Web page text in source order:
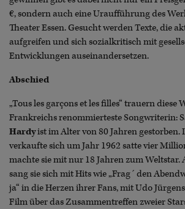
€, sondern auch eine Uraufführung des
Theater Essen. Gesucht werden Texte, die
aufgreifen und sich sozialkritisch mit
Entwicklungen auseinandersetzen.
Abschied
„Tous les garçons et les filles“ trauern diese
Frankreichs renommierteste Songwriterin:
Hardyist im Alter von 80 Jahren gestorben.
verkaufte sich um Jahr 1962 satte vier
machte sie mit nur 18 Jahren zum
sang sie sich mit Hits wie „Frag´ den
ja“ in die Herzen ihrer Fans, mit Udo
Film über das Zusammentreffen zweier